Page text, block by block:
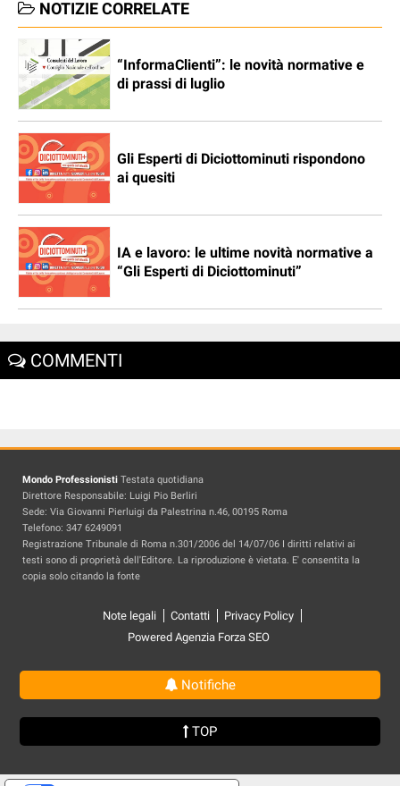
NOTIZIE CORRELATE
“InformaClienti”: le novità normative e
di prassi di luglio
Gli Esperti di Diciottominuti rispondono
ai quesiti
IA e lavoro: le ultime novità normative a
“Gli Esperti di Diciottominuti”
COMMENTI
Mondo Professionisti Testata quotidiana
Direttore Responsabile: Luigi Pio Berliri
Sede: Via Giovanni Pierluigi da Palestrina n.46, 00195 Roma
Telefono: 347 6249091
Registrazione Tribunale di Roma n.301/2006 del 14/07/06 I diritti relativi ai
testi sono di proprietà dell'Editore. La riproduzione è vietata. E' consentita la
copia solo citando la fonte
Note legali Contatti
Privacy Policy
Powered Agenzia Forza SEO
Notifiche
TOP